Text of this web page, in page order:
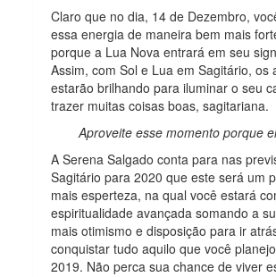
Claro que no dia, 14 de Dezembro,
essa energia de maneira bem mais
porque a Lua Nova entrará em seu
Assim, com Sol e Lua em Sagitário, os
estarão brilhando para iluminar o seu
trazer muitas coisas boas, sagitariana.
Aproveite esse momento porque
A Serena Salgado conta para nas
Sagitário para 2020 que este será um
mais esperteza, na qual você estará
espiritualidade avançada somando a
mais otimismo e disposição para ir
conquistar tudo aquilo que você
2019. Não perca sua chance de viver